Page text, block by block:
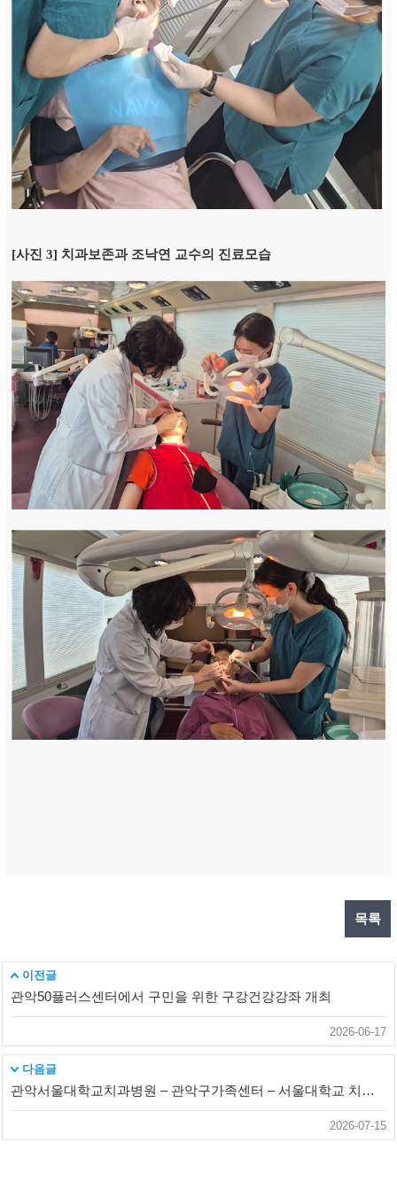
[사진 3] 치과보존과 조낙연 교수의 진료모습
목록
이전글
관악50플러스센터에서 구민을 위한 구강건강강좌 개최
2026-06-17
다음글
관악서울대학교치과병원 – 관악구가족센터 – 서울대학교 치의학대학원 국제모자구강보건센터 업무협약 체결
2026-07-15